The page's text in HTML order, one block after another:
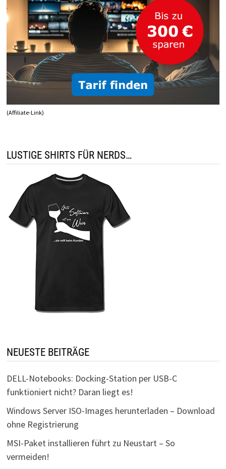
(Affiliate-Link)
LUSTIGE SHIRTS FÜR NERDS…
NEUESTE BEITRÄGE
DELL-Notebooks: Docking-Station per USB-C
funktioniert nicht? Daran liegt es!
Windows Server ISO-Images herunterladen – Download
ohne Registrierung
MSI-Paket installieren führt zu Neustart – So
vermeiden!